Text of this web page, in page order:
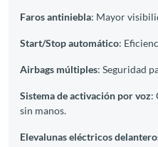
Faros antiniebla: Mayor
Start/Stop automático:
Airbags múltiples: Seguridad
Sistema de activación por voz:
sin manos.
Elevalunas eléctricos